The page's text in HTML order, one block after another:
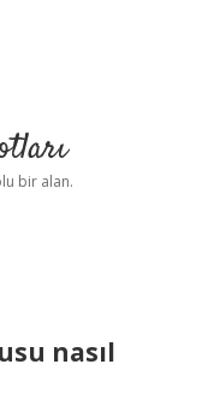
bir alan.
nasıl